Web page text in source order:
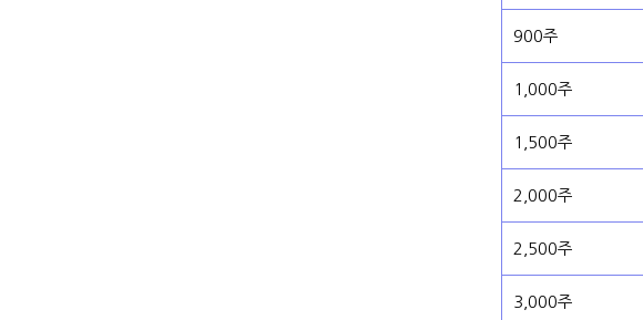
900주
1,000주
1,500주
2,000주
2,500주
3,000주